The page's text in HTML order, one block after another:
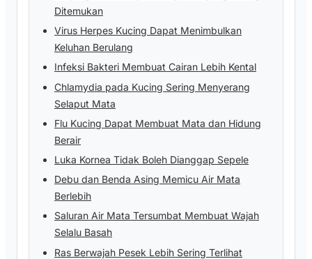
Ditemukan
Virus Herpes Kucing Dapat Menimbulkan
Keluhan Berulang
Infeksi Bakteri Membuat Cairan Lebih Kental
Chlamydia pada Kucing Sering Menyerang
Selaput Mata
Flu Kucing Dapat Membuat Mata dan Hidung
Berair
Luka Kornea Tidak Boleh Dianggap Sepele
Debu dan Benda Asing Memicu Air Mata
Berlebih
Saluran Air Mata Tersumbat Membuat Wajah
Selalu Basah
Ras Berwajah Pesek Lebih Sering Terlihat